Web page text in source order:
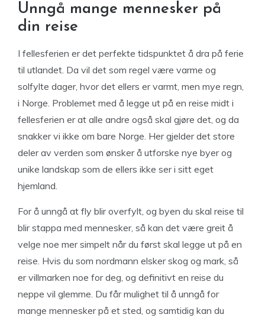
Unngå mange mennesker på
din reise
I fellesferien er det perfekte tidspunktet å dra på ferie
til utlandet. Da vil det som regel være varme og
solfylte dager, hvor det ellers er varmt, men mye regn,
i Norge. Problemet med å legge ut på en reise midt i
fellesferien er at alle andre også skal gjøre det, og da
snakker vi ikke om bare Norge. Her gjelder det store
deler av verden som ønsker å utforske nye byer og
unike landskap som de ellers ikke ser i sitt eget
hjemland.
For å unngå at fly blir overfylt, og byen du skal reise til
blir stappa med mennesker, så kan det være greit å
velge noe mer simpelt når du først skal legge ut på en
reise. Hvis du som nordmann elsker skog og mark, så
er villmarken noe for deg, og definitivt en reise du
neppe vil glemme. Du får mulighet til å unngå for
mange mennesker på et sted, og samtidig kan du